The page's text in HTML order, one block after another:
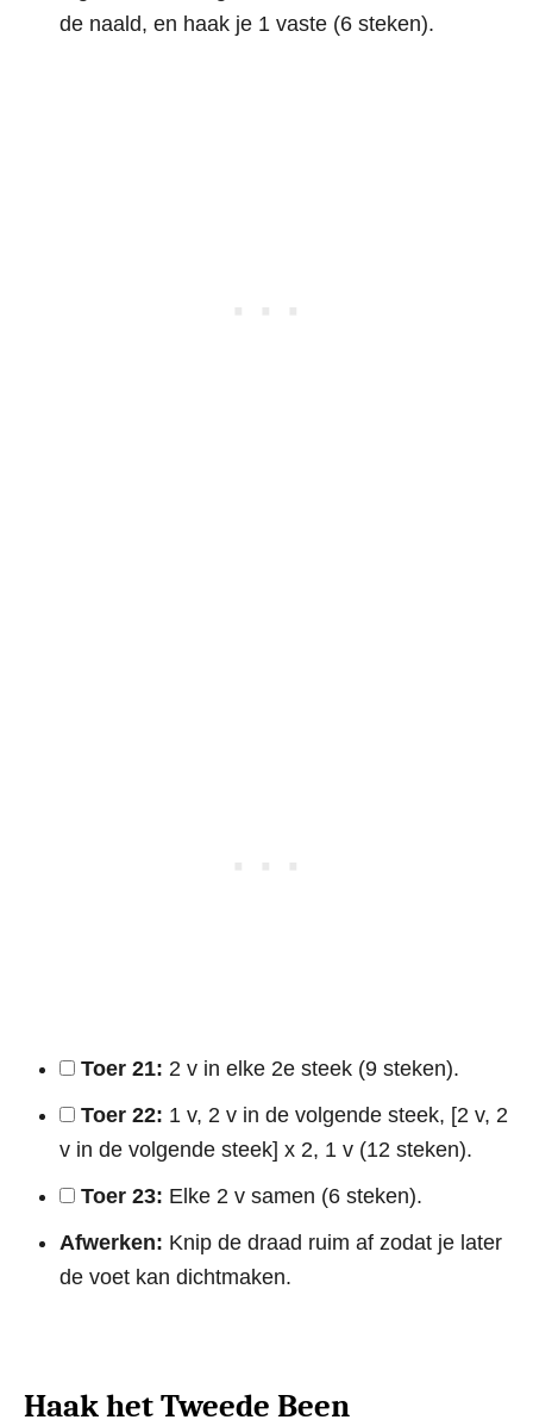
de naald, en haak je 1 vaste (6 steken).
Toer 21: 2 v in elke 2e steek (9 steken).
Toer 22: 1 v, 2 v in de volgende steek, [2 v, 2
v in de volgende steek] x 2, 1 v (12 steken).
Toer 23: Elke 2 v samen (6 steken).
Afwerken: Knip de draad ruim af zodat je later
de voet kan dichtmaken.
Haak het Tweede Been